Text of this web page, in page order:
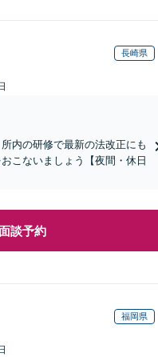
長崎県
内の研修で最新の法改正にも
こないましょう【夜間・休日
談予約
福岡県